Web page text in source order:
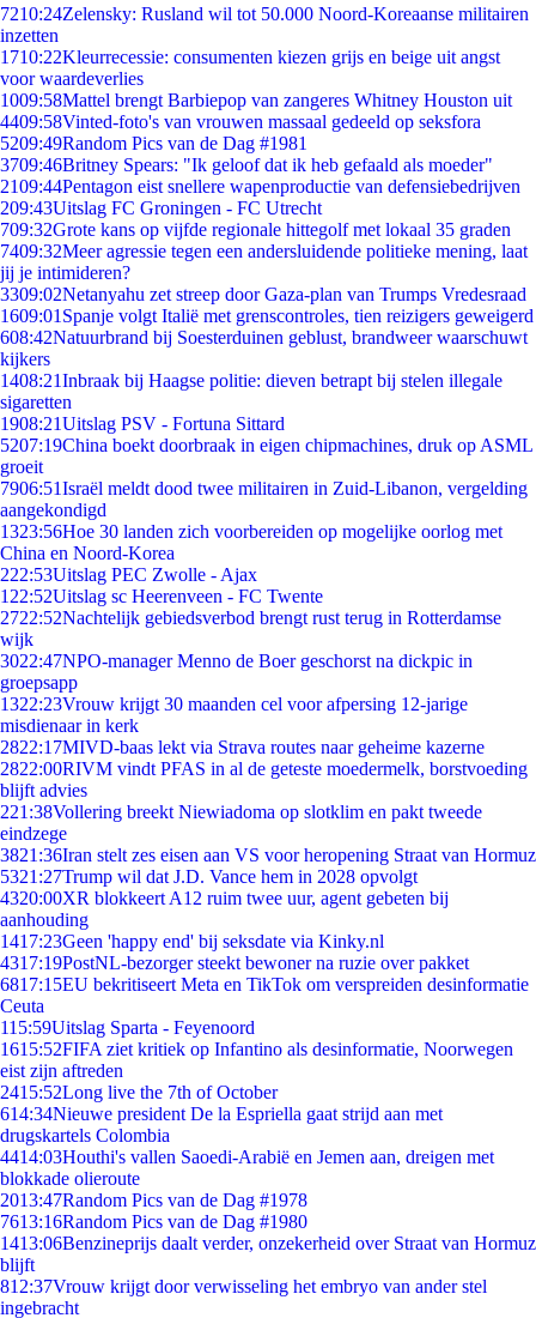
7210:24Zelensky: Rusland wil tot 50.000 Noord-Koreaanse militairen
inzetten
1710:22Kleurrecessie: consumenten kiezen grijs en beige uit angst
voor waardeverlies
1009:58Mattel brengt Barbiepop van zangeres Whitney Houston uit
4409:58Vinted-foto's van vrouwen massaal gedeeld op seksfora
5209:49Random Pics van de Dag #1981
3709:46Britney Spears: "Ik geloof dat ik heb gefaald als moeder"
2109:44Pentagon eist snellere wapenproductie van defensiebedrijven
209:43Uitslag FC Groningen - FC Utrecht
709:32Grote kans op vijfde regionale hittegolf met lokaal 35 graden
7409:32Meer agressie tegen een andersluidende politieke mening, laat
jij je intimideren?
3309:02Netanyahu zet streep door Gaza-plan van Trumps Vredesraad
1609:01 Spanje volgt Italië met grenscontroles, tien reizigers geweigerd
608:42Natuurbrand bij Soesterduinen geblust, brandweer waarschuwt
kijkers
1408:21Inbraak bij Haagse politie: dieven betrapt bij stelen illegale
sigaretten
1908:21Uitslag PSV - Fortuna Sittard
5207:19China boekt doorbraak in eigen chipmachines, druk op ASML
groeit
7906:51Israël meldt dood twee militairen in Zuid-Libanon, vergelding
aangekondigd
1323:56Hoe 30 landen zich voorbereiden op mogelijke oorlog met
China en Noord-Korea
222:53Uitslag PEC Zwolle - Ajax
1 22:52Uitslag sc Heerenveen - FC Twente
2722:52Nachtelijk gebiedsverbod brengt rust terug in Rotterdamse
wijk
3022:47NPO-manager Menno de Boer geschorst na dickpic in
groepsapp
1322:23Vrouw krijgt 30 maanden cel voor afpersing 12-jarige
misdienaar in kerk
2822:17MIVD-baas lekt via Strava routes naar geheime kazerne
2822:00RIVM vindt PFAS in al de geteste moedermelk, borstvoeding
blijft advies
221:38Vollering breekt Niewiadoma op slotklim en pakt tweede
eindzege
3821:36Iran stelt zes eisen aan VS voor heropening Straat van Hormuz
5321:27Trump wil dat J.D. Vance hem in 2028 opvolgt
4320:00XR blokkeert A12 ruim twee uur, agent gebeten bij
aanhouding
1417:23Geen 'happy end' bij seksdate via Kinky.nl
4317:19PostNL-bezorger steekt bewoner na ruzie over pakket
6817:15EU bekritiseert Meta en TikTok om verspreiden desinformatie
Ceuta
115:59Uitslag Sparta - Feyenoord
1615:52FIFA ziet kritiek op Infantino als desinformatie, Noorwegen
eist zijn aftreden
2415:52Long live the 7th of October
614:34Nieuwe president De la Espriella gaat strijd aan met
drugskartels Colombia
4414:03Houthi's vallen Saoedi-Arabië en Jemen aan, dreigen met
blokkade olieroute
2013:47Random Pics van de Dag #1978
7613:16Random Pics van de Dag #1980
1413:06Benzineprijs daalt verder, onzekerheid over Straat van Hormuz
blijft
812:37Vrouw krijgt door verwisseling het embryo van ander stel
ingebracht